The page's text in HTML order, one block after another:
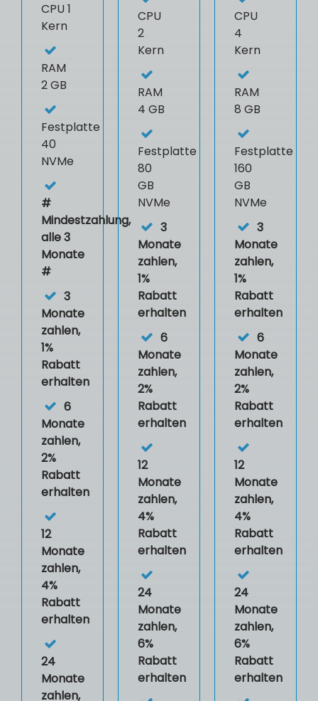
CPU1
Kern
RAM
2 GB
Festplatte
40
NVMe
#
Mindestzahlung,
alle 3
Monate
#
3
Monate
zahlen,
1%
Rabatt
erhalten
6
Monate
zahlen,
2%
Rabatt
erhalten
12
Monate
zahlen,
4%
Rabatt
erhalten
24
Monate
zahlen,
CPU
2
Kern
RAM
4 GB
Festplatte
80
GB
NVMe
3
Monate
zahlen,
1%
Rabatt
erhalten
6
Monate
zahlen,
2%
Rabatt
erhalten
12
Monate
zahlen,
4%
Rabatt
erhalten
24
Monate
zahlen,
6%
Rabatt
erhalten
CPU
4
Kern
RAM
8 GB
Festplatte
160
GB
NVMe
3
Monate
zahlen,
1%
Rabatt
erhalten
6
Monate
zahlen,
2%
Rabatt
erhalten
12
Monate
zahlen,
4%
Rabatt
erhalten
24
Monate
zahlen,
6%
Rabatt
erhalten